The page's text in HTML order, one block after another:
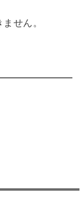
せん。